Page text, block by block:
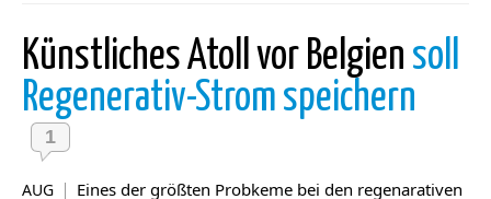
Künstliches Atoll vor Belgien soll
Regenerativ-Strom speichern
1
AUG
Eines der größten Probkeme bei den regenarativen